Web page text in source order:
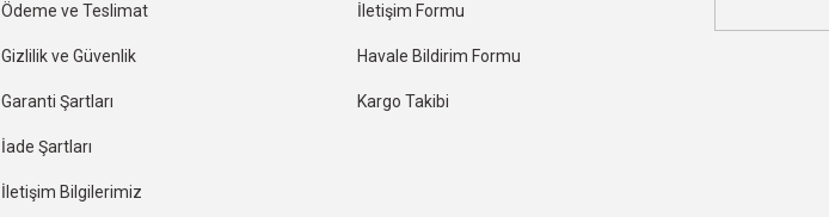
Ödeme ve Teslimat
Gizlilik ve Güvenlik
Garanti Şartları
İade Şartları
İletişim Bilgilerimiz
İletişim Formu
Havale Bildirim Formu
Kargo Takibi